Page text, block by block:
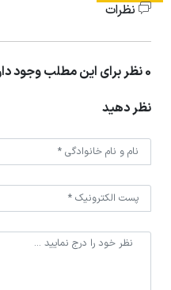
نظرات
0 نظر برای این مطلب وجود دارد
نظر دهید